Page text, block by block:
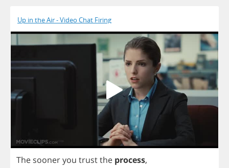
Up in the Air - Video Chat Firing
The sooneryou trustthe process,